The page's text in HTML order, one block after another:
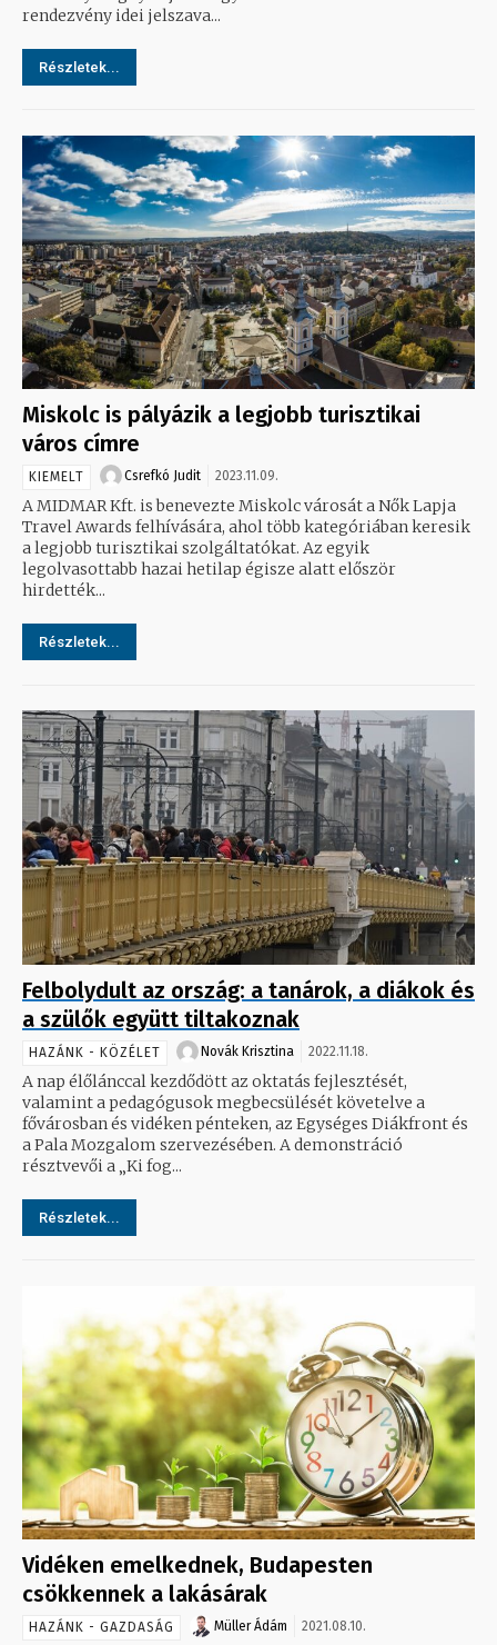
rendezvény idei jelszava...
Részletek...
Miskolc is pályázik a legjobb turisztikai
város címre
KIEMELT Csrefkó Judit 2023.11.09.
A MIDMAR Kft. is benevezte Miskolc városát a Nők Lapja
Travel Awards felhívására, ahol több kategóriában keresik
a legjobb turisztikai szolgáltatókat. Az egyik
legolvasottabb hazai hetilap égisze alatt először
hirdették...
Részletek...
Felbolydult az ország: a tanárok, a diákok és
a szülők együtt tiltakoznak
HAZÁNK - KÖZÉLET Novák Krisztina 2022.11.18.
A nap élőlánccal kezdődött az oktatás fejlesztését,
valamint a pedagógusok megbecsülését követelve a
fővárosban és vidéken pénteken, az Egységes Diákfront és
a Pala Mozgalom szervezésében. A demonstráció
résztvevői a „Ki fog...
Részletek...
Vidéken emelkednek, Budapesten
csökkennek a lakásárak
HAZÁNK - GAZDASÁG Müller Ádám 2021.08.10.